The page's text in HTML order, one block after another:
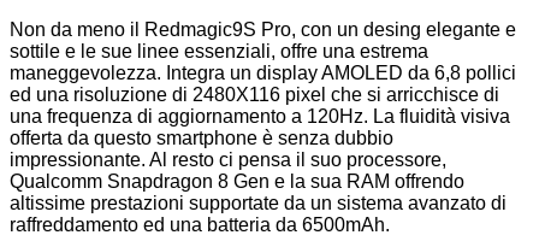
Non da meno il Redmagic9S Pro, con un desing elegante e
sottile e le sue linee essenziali, offre una estrema
maneggevolezza. Integra un display AMOLED da 6,8 pollici
ed una risoluzione di 2480X116 pixel che si arricchisce di
una frequenza di aggiornamento a 120Hz. La fluidità visiva
offerta da questo smartphone è senza dubbio
impressionante. Al resto ci pensa il suo processore,
Qualcomm Snapdragon 8 Gen e la sua RAM offrendo
altissime prestazioni supportate da un sistema avanzato di
raffreddamento ed una batteria da 6500mAh.